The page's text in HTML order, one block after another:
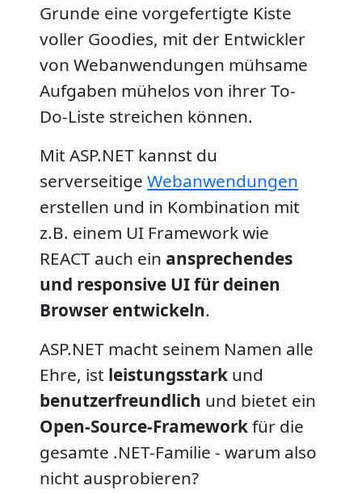
Grunde eine vorgefertigte Kiste
voller Goodies, mit der Entwickler
von Webanwendungen mühsame
Aufgaben mühelos von ihrer To-
Do-Liste streichen können.
Mit ASP.NET kannst du
serverseitigeWebanwendungen
erstellen und in Kombination mit
z.B. einem UI Framework wie
REACT auch ein ansprechendes
und responsive UI für deinen
Browser entwickeln.
ASP.NET macht seinem Namen alle
Ehre, ist leistungsstark und
benutzerfreundlich und bietet ein
Open-Source-Frameworkfür die
gesamte .NET-Familie - warum also
nicht ausprobieren?